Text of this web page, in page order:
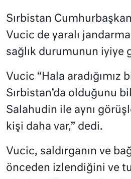
Sırbistan
Vucic de yaralı
sağlık durumunun
Vucic “Hala aradığımız
Sırbistan’da olduğunu
Salahudin ile aynı
kişi daha var,” dedi.
Vucic, saldırganın ve
önceden izlendiğini ve